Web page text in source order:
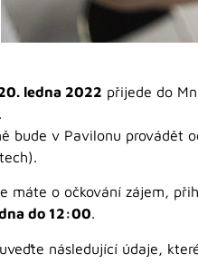
ledna 2022 přijede do
bude v Pavilonu provádět
máte o očkování zájem,
do 12:00.
následující údaje,